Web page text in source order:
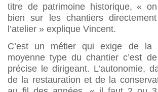
titre de patrimoine historique, «
bien sur les chantiers
l’atelier » explique Vincent.
C’est un métier qui exige de la
moyenne type du chantier c’est
précise le dirigeant. L’autonomie,
de la restauration et de la